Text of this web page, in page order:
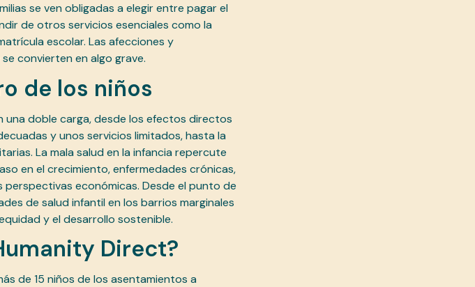
se ven obligadas a elegir entre pagar el
de otros servicios esenciales como la
escolar. Las afecciones y
convierten en algo grave.
de los niños
una doble carga, desde los efectos directos
y unos servicios limitados, hasta la
La mala salud en la infancia repercute
en el crecimiento, enfermedades crónicas,
económicas. Desde el punto de
de salud infantil en los barrios marginales
y el desarrollo sostenible.
Direct?
de 15 niños de los asentamientos a